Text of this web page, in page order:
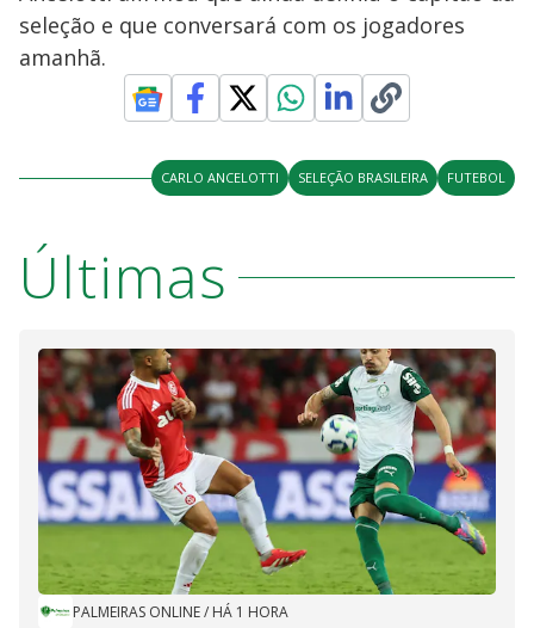
seleção e que conversará com os jogadores
amanhã.
CARLO ANCELOTTI SELEÇÃO BRASILEIRA FUTEBOL
Últimas
PALMEIRAS ONLINE/ HÁ 1 HORA